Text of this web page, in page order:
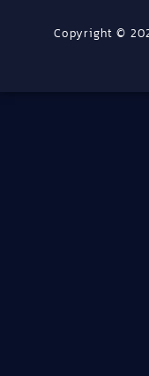
1940
Copyright ©